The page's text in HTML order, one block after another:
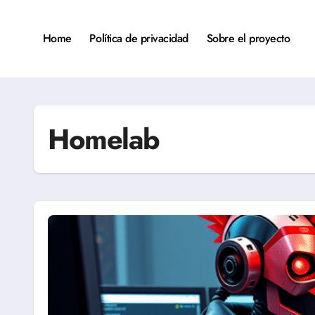
contenidoHome Política de privacidad Sobre el proyecto
Homelab